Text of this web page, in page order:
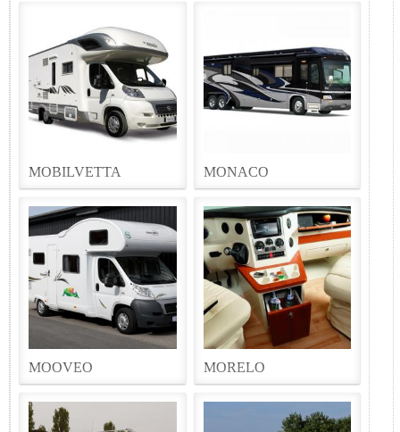
MOBILVETTA MONACO
MOOVEO MORELO